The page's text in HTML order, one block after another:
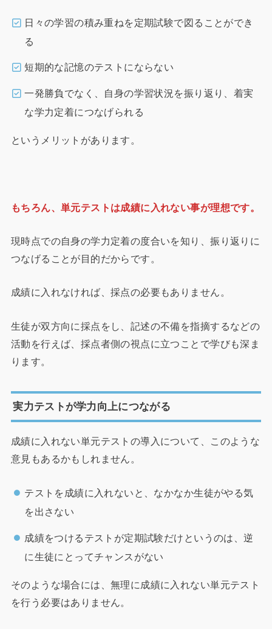
日々の学習の積み重ねを定期試験で図ることができ
る
短期的な記憶のテストにならない
一発勝負でなく、自身の学習状況を振り返り、着実
な学力定着につなげられる
というメリットがあります。
もちろん、単元テストは成績に入れない事が理想です。
現時点での自身の学力定着の度合いを知り、振り返りに
つなげることが目的だからです。
成績に入れなければ、採点の必要もありません。
生徒が双方向に採点をし、記述の不備を指摘するなどの
活動を行えば、採点者側の視点に立つことで学びも深ま
ります。
実力テストが学力向上につながる
成績に入れない単元テストの導入について、このような
意見もあるかもしれません。
テストを成績に入れないと、なかなか生徒がやる気
を出さない
成績をつけるテストが定期試験だけというのは、逆
に生徒にとってチャンスがない
そのような場合には、無理に成績に入れない単元テスト
を行う必要はありません。